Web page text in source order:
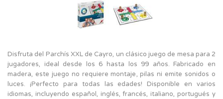
Disfruta del Parchís XXL de Cayro, un clásico juego de mesa para 2
jugadores, ideal desde los 6 hasta los 99 años. Fabricado en
madera, este juego no requiere montaje, pilas ni emite sonidos o
luces. ¡Perfecto para todas las edades! Disponible en varios
idiomas, incluyendo español, inglés, francés, italiano, portugués y